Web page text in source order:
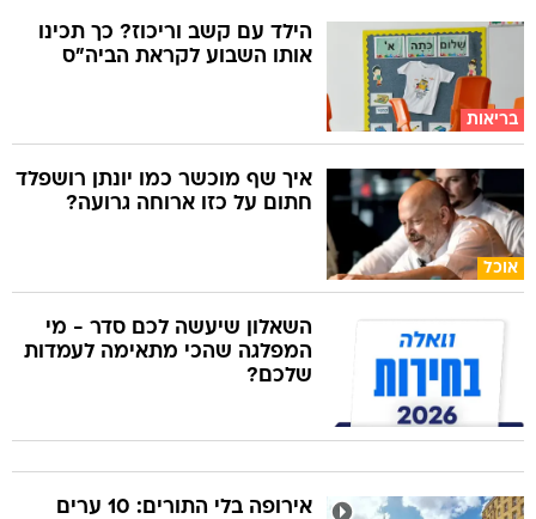
בריאות
הילד עם קשב וריכוז? כך תכינו
אותו השבוע לקראת הביה"ס
אוכל
איך שף מוכשר כמו יונתן רושפלד
חתום על כזו ארוחה גרועה?
השאלון שיעשה לכם סדר - מי
המפלגה שהכי מתאימה לעמדות
שלכם?
אירופה בלי התורים: 10 ערים